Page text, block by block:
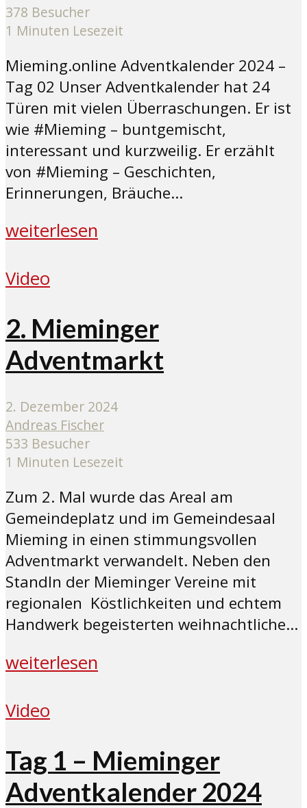
378 Besucher
1 Minuten Lesezeit
Mieming.online Adventkalender 2024 –
Tag 02 Unser Adventkalender hat 24
Türen mit vielen Überraschungen. Er ist
wie #Mieming – buntgemischt,
interessant und kurzweilig. Er erzählt
von #Mieming – Geschichten,
Erinnerungen, Bräuche...
weiterlesen
Video
2. Mieminger
Adventmarkt
2. Dezember 2024
Andreas Fischer
533 Besucher
1 Minuten Lesezeit
Zum 2. Mal wurde das Areal am
Gemeindeplatz und im Gemeindesaal
Mieming in einen stimmungsvollen
Adventmarkt verwandelt. Neben den
Standln der Mieminger Vereine mit
regionalen Köstlichkeiten und echtem
Handwerk begeisterten weihnachtliche...
weiterlesen
Video
Tag 1 – Mieminger
Adventkalender 2024